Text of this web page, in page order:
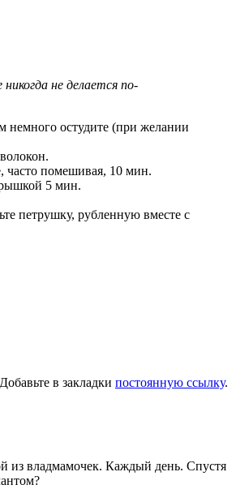
не делается по-
немного остудите (при желании
часто помешивая, 10 мин.
5 мин.
петрушку, рубленную вместе с
в закладки постоянную ссылку.
из владмамочек. Каждый день. Спустя